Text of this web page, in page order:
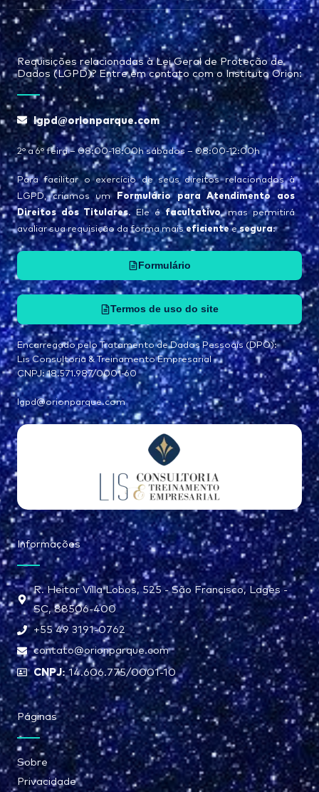
Páginas
Sobre
Privacidade
Informações
R. Heitor Villa Lobos, 525 - São Francisco, Lages -
SC, 88506-400
+55 49 3191-0762
contato@orionparque.com
CNPJ:14.606.775/0001-10
Requisições relacionadas à Lei Geral de Proteção de
Dados (LGPD)? Entre em contato com o Instituto Orion:
lgpd@orionparque.com
2° a 6° feira – 08:00-18:00h sábados – 08:00-12:00h
Para facilitar o exercício de seus direitos relacionados à
LGPD, criamos um Formulário para Atendimento aos
Direitos dos Titulares. Ele éfacultativo, mas permitirá
avaliar sua requisição da forma maiseficienteesegura:
Formulário
Termos de uso do site
Encarregado pelo Tratamento de Dados Pessoais (DPO):
Lis Consultoria & Treinamento Empresarial
CNPJ: 18.571.987/0001-60
lgpd@orionparque.com